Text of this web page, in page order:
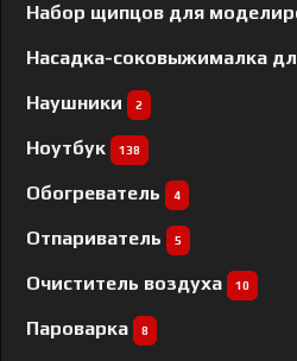
Набор щипцов для
Насадка-соковыжималка
Наушники 2
Ноутбук 138
Обогреватель 4
Отпариватель 5
Очиститель воздуха 10
Пароварка 8